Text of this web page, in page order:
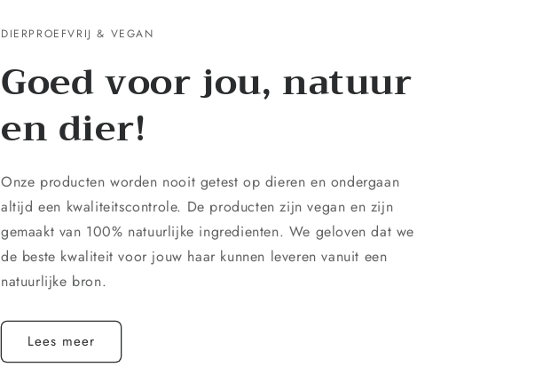
DIERPROEFVRIJ & VEGAN
Goed voor jou, natuur
en dier!
Onze producten worden nooit getest op dieren en ondergaan
altijd een kwaliteitscontrole. De producten zijn vegan en zijn
gemaakt van 100% natuurlijke ingredienten. We geloven dat we
de beste kwaliteit voor jouw haar kunnen leveren vanuit een
natuurlijke bron.
Lees meer